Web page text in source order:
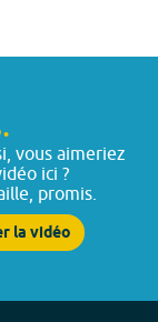
vous aimeriez
ici ?
promis.
la vidéo